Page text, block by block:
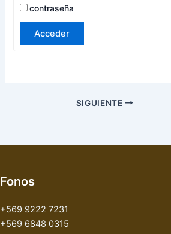
contraseña
Acceder
SIGUIENTE
Fonos
+569 9222 7231
+569 6848 0315